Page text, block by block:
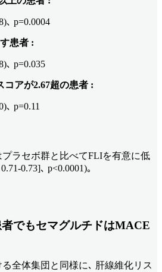
､ p=0.0004
患者 :
､ p=0.035
アが2.67超の患者 :
､ p=0.11
プラセボ群と比べてFLIを有意に低
0.73]､ p<0.0001)｡
でもセマグルチドはMACE
全体集団と同様に､ 肝線維化リス